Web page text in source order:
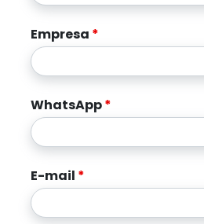
Empresa *
WhatsApp*
E-mail *